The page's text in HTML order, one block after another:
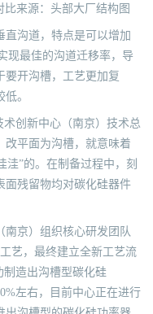
来源：头部大厂结构图
沟道，特点是可以增加
现最佳的沟道迁移率，导
要开沟槽，工艺更加复
。
术创新中心（南京）技术总
改平面为沟槽，就意味着
洼”的。在制备过程中，刻
面残留物均对碳化硅器件
南京）组织核心研发团队
艺，最终建立全新工艺流
制造出沟槽型碳化硅
左右，目前中心正在进行